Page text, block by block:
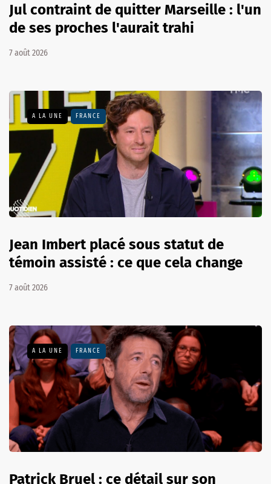
Jul contraint de quitter Marseille : l'un
de ses proches l'aurait trahi
7 août 2026
A LA UNE FRANCE
Jean Imbert placé sous statut de
témoin assisté : ce que cela change
7 août 2026
A LA UNE FRANCE
Patrick Bruel : ce détail sur son